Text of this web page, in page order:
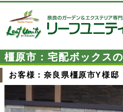
橿原市：宅配ボックス
お客様：奈良県橿原市Y様邸